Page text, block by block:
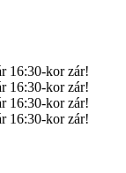
16:30-kor zár!
16:30-kor zár!
16:30-kor zár!
16:30-kor zár!